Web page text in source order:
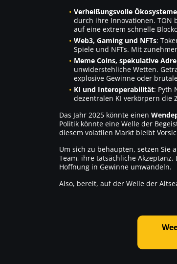
Verheißungsvolle Ökosysteme
durch ihre Innovationen. TON
auf eine extrem schnelle
Web3, Gaming und NFTs:
Spiele und NFTs. Mit
Meme Coins, spekulative
unwiderstehliche Wetten.
explosive Gewinne oder
KI und Interoperabilität: Pyth
dezentralen KI verkörpern die
Das Jahr 2025 könnte einen
Politik könnte eine Welle der
diesem volatilen Markt bleibt
Um sich zu behaupten, setzen Sie
Team, ihre tatsächliche Akzeptanz.
Hoffnung in Gewinne umwandeln.
Also, bereit, auf der Welle der